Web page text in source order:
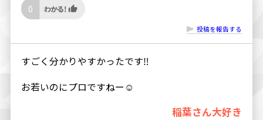
0
投稿を報告する
すごく分かりやすかったです‼
お若いのにプロですねー☺
稲葉さん大好き